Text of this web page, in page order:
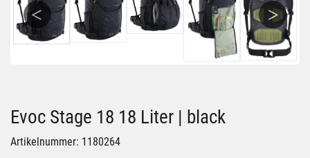
Previous Next
Evoc Stage 18 18 Liter | black
Artikelnummer: 1180264